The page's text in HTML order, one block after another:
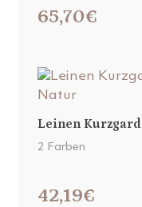
65,70€
Leinen
2 Farben
42,19€